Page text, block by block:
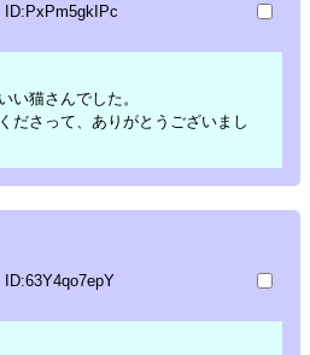
ID:PxPm5gkIPc
い猫さんでした。
ださって、ありがとうございまし
ID:63Y4qo7epY